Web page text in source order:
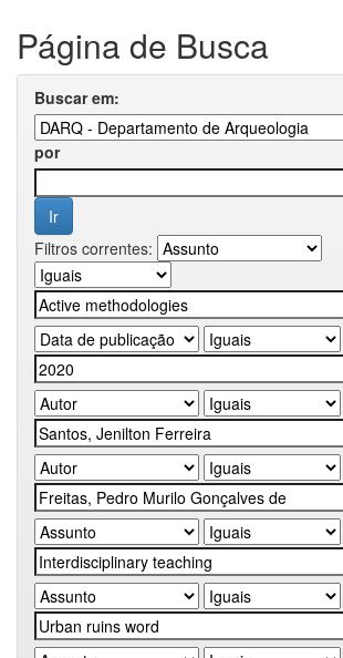
Página de Busca
Buscar em:
por
Filtros correntes: